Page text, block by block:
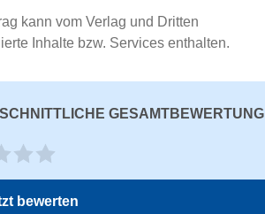
kann vom Verlag und Dritten
Inhalte bzw. Services enthalten.
GESAMTBEWERTUNG
bewerten